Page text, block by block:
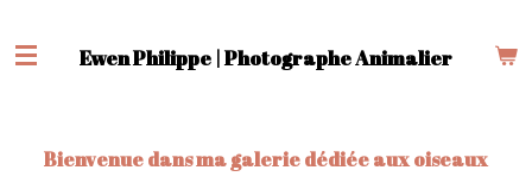
au
Ewen Philippe | Photographe Animalier
Bienvenue dans ma galerie dédiée aux oiseaux